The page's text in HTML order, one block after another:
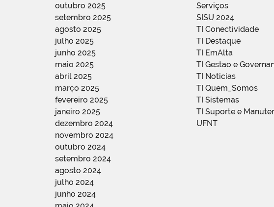
outubro 2025
setembro 2025
agosto 2025
julho 2025
junho 2025
maio 2025
abril 2025
março 2025
fevereiro 2025
janeiro 2025
dezembro 2024
novembro 2024
outubro 2024
setembro 2024
agosto 2024
julho 2024
junho 2024
Serviços
SISU 2024
TI Conectividade
TI Destaque
TI EmAlta
TI Gestao e
TI Noticias
TI Quem_Somos
TI Sistemas
TI Suporte e
UFNT